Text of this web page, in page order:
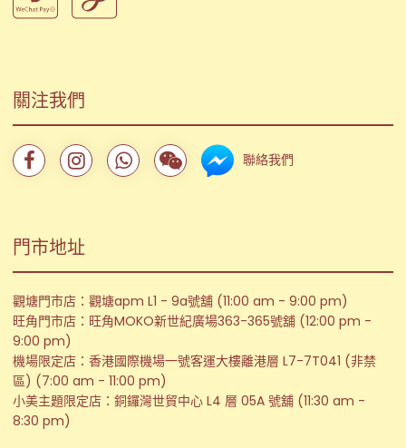
關注我們
聯絡我們
門市地址
觀塘門市店：觀塘apm L1 - 9a號舖 (11:00 am - 9:00 pm)
旺角門市店：旺角MOKO新世紀廣場363-365號舖 (12:00 pm -
9:00 pm)
機場限定店：香港國際機場一號客運大樓離港層 L7-7T041 (非禁
區) (7:00 am - 11:00 pm)
小美主題限定店：銅鑼灣世貿中心 L4 層 05A 號舖 (11:30 am -
8:30 pm)